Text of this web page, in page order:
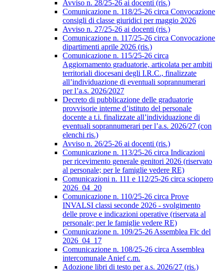
Avviso n. 28/25-26 ai docenti (ris.)
Comunicazione n. 118/25-26 circa Convocazione
consigli di classe giuridici per maggio 2026
Avviso n. 27/25-26 ai docenti (ris.)
Comunicazione n. 117/25-26 circa Convocazione
dipartimenti aprile 2026 (ris.)
Comunicazione n. 115/25-26 circa
Aggiornamento graduatorie, articolata per ambiti
territoriali diocesani degli I.R.C., finalizzate
all’individuazione di eventuali soprannumerari
per l’a.s. 2026/2027
Decreto di pubblicazione delle graduatorie
provvisorie interne d’istituto del personale
docente a t.i. finalizzate all’individuazione di
eventuali soprannumerari per l’a.s. 2026/27 (con
elenchi ris.)
Avviso n. 26/25-26 ai docenti (ris.)
Comunicazione n. 113/25-26 circa Indicazioni
per ricevimento generale genitori 2026 (riservato
al personale; per le famiglie vedere RE)
Comunicazioni n. 111 e 112/25-26 circa sciopero
2026_04_20
Comunicazione n. 110/25-26 circa Prove
INVALSI classi seconde 2026 - svolgimento
delle prove e indicazioni operative (riservata al
personale; per le famiglie vedere RE)
Comunicazione n. 109/25-26 Assemblea Flc del
2026_04_17
Comunicazione n. 108/25-26 circa Assemblea
intercomunale Anief c.m.
Adozione libri di testo per a.s. 2026/27 (ris.)